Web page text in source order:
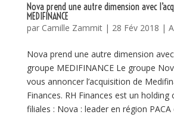
Nova prend une autre dimension avec
MEDIFINANCE
par Camille Zammit| 28 Fév 2018 |
Nova prend une autre dimension
groupe MEDIFINANCE Le groupe
vous annoncer l’acquisition de
Finances. RH Finances est un holding
filiales : Nova : leader en région PACA